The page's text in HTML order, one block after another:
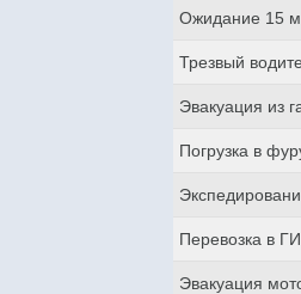
Ожидание 15
Трезвый
Эвакуация из
Погрузка в
Перевозка в
Эвакуация